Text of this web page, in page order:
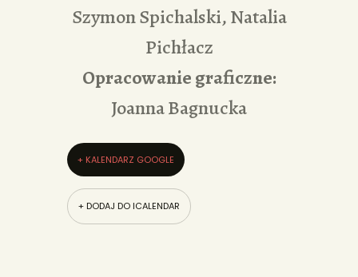
Szymon Spichalski, Natalia
Pichłacz
Opracowanie graficzne:
Joanna Bagnucka
+ KALENDARZ GOOGLE
+ DODAJ DO ICALENDAR